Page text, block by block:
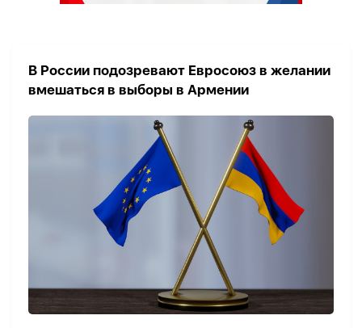
В России подозревают Евросоюз в желании
вмешаться в выборы в Армении